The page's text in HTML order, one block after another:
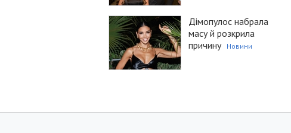
Дімопулос набрала
масу й розкрила
причину
Новини